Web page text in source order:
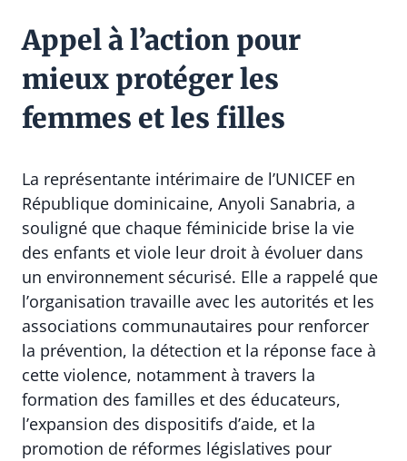
Appel à l’action pour
mieux protéger les
femmes et les filles
La représentante intérimaire de l’UNICEF en
République dominicaine, Anyoli Sanabria, a
souligné que chaque féminicide brise la vie
des enfants et viole leur droit à évoluer dans
un environnement sécurisé. Elle a rappelé que
l’organisation travaille avec les autorités et les
associations communautaires pour renforcer
la prévention, la détection et la réponse face à
cette violence, notamment à travers la
formation des familles et des éducateurs,
l’expansion des dispositifs d’aide, et la
promotion de réformes législatives pour